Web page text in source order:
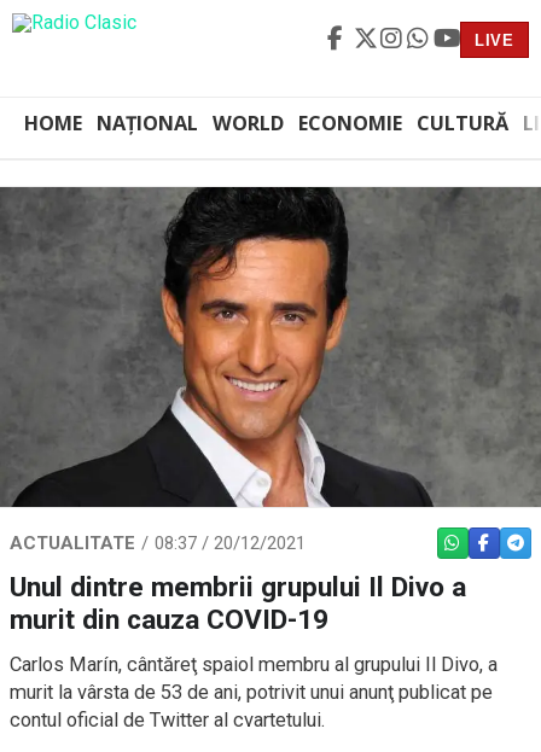
LIVE
HOME NAȚIONAL WORLD ECONOMIE CULTURĂ
ACTUALITATE 08:37 / 20/12/2021 WHATSAPP
Unul dintre membrii grupului Il Divo a
murit din cauza COVID-19
Carlos Marín, cântăreţ spaiol membru al grupului Il Divo, a
murit la vârsta de 53 de ani, potrivit unui anunţ publicat pe
contul oficial de Twitter al cvartetului.